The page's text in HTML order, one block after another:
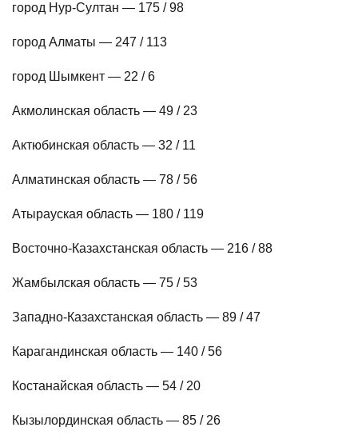
город Нур-Султан — 175 / 98
город Алматы — 247 / 113
город Шымкент — 22 / 6
Акмолинская область — 49 / 23
Актюбинская область — 32 / 11
Алматинская область — 78 / 56
Атырауская область — 180 / 119
Восточно-Казахстанская область — 216 / 88
Жамбылская область — 75 / 53
Западно-Казахстанская область — 89 / 47
Карагандинская область — 140 / 56
Костанайская область — 54 / 20
Кызылординская область — 85 / 26